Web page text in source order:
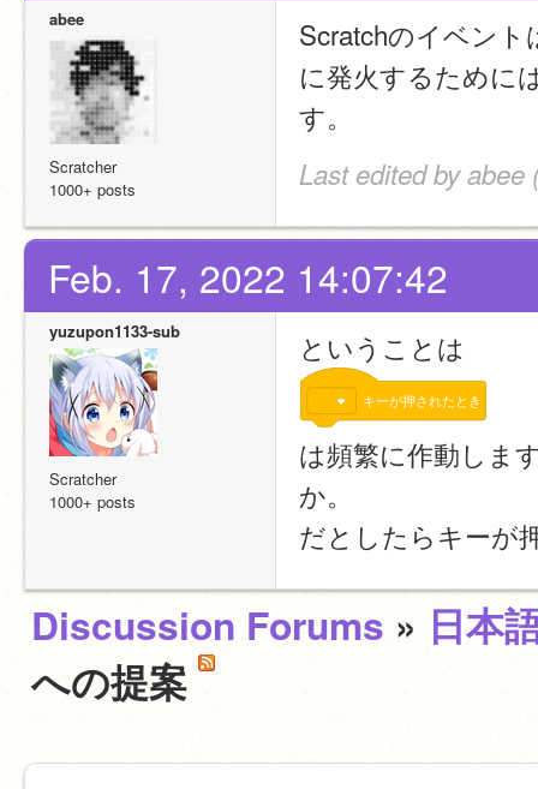
abee
Scratcher
1000+ posts
Scratchのイベン
に発火するために
す。
Last edited by abee
Feb. 17, 2022 14:07:42
yuzupon1133-sub
Scratcher
1000+ posts
ということは
キーが押されたとき
は頻繁に作動しま
か。
だとしたらキーが
Discussion Forums » 日本
への提案